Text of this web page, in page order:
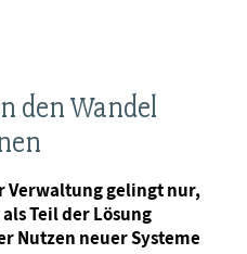
den Wandel
Verwaltung gelingt nur,
Teil der Lösung
Nutzen neuer Systeme